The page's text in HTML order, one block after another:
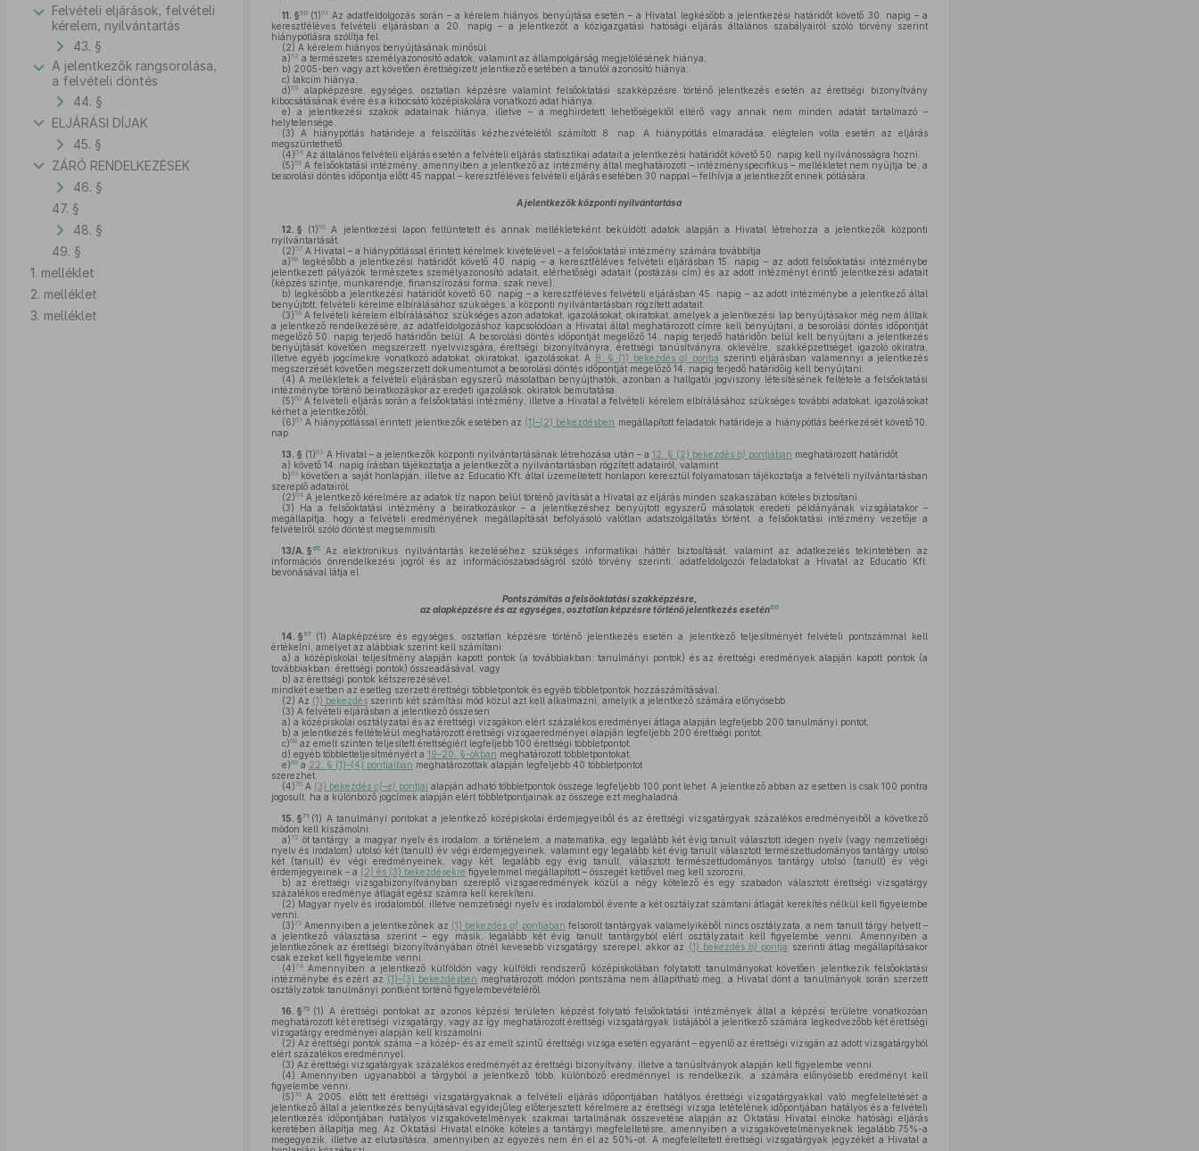
Felvételi eljárások, felvételi
kérelem, nyilvántartás
43. §
A jelentkezők rangsorolása,
a felvételi döntés
44. §
ELJÁRÁSI DÍJAK
45. §
ZÁRÓ RENDELKEZÉSEK
46. §
47. §
48. §
49. §
1. melléklet
2. melléklet
3. melléklet
11. §50 (1)51 Az adatfeldolgozás során – a kérelem hiányos benyújtása esetén – a Hivatal legkésőbb a jelentkezési határidőt követő 30. napig – a
keresztféléves felvételi eljárásban a 20. napig – a jelentkezőt a közigazgatási hatósági eljárás általános szabályairól szóló törvény szerint
hiánypótlásra szólítja fel.
(2) A kérelem hiányos benyújtásának minősül
a)52 a természetes személyazonosító adatok, valamint az állampolgárság megjelölésének hiánya;
b) 2005-ben vagy azt követően érettségizett jelentkező esetében a tanulói azonosító hiánya;
c) lakcím hiánya;
d)53alapképzésre, egységes, osztatlan képzésre valamint felsőoktatási szakképzésre történő jelentkezés esetén az érettségi bizonyítvány
kibocsátásának évére és a kibocsátó középiskolára vonatkozó adat hiánya;
e) a jelentkezési szakok adatainak hiánya, illetve – a meghirdetett lehetőségektől eltérő vagy annak nem minden adatát tartalmazó –
helytelensége.
(3) A hiánypótlás határideje a felszólítás kézhezvételétől számított 8. nap. A hiánypótlás elmaradása, elégtelen volta esetén az eljárás
megszüntethető.
(4)54Az általános felvételi eljárás esetén a felvételi eljárás statisztikai adatait a jelentkezési határidőt követő 50. napig kell nyilvánosságra hozni.
(5)55A felsőoktatási intézmény, amennyiben a jelentkező az intézmény által meghatározott – intézményspecifikus – mellékletet nem nyújtja be, a
besorolási döntés időpontja előtt 45 nappal – keresztféléves felvételi eljárás esetében 30 nappal – felhívja a jelentkezőt ennek pótlására.
A jelentkezők központi nyilvántartása
12. § (1)56
A jelentkezési lapon feltüntetett és annak mellékleteként beküldött adatok alapján a Hivatal létrehozza a jelentkezők központi
nyilvántartását.
(2)57A Hivatal – a hiánypótlással érintett kérelmek kivételével – a felsőoktatási intézmény számára továbbítja
a)58legkésőbb a jelentkezési határidőt követő 40. napig – a keresztféléves felvételi eljárásban 15. napig – az adott felsőoktatási intézménybe
jelentkezett pályázók természetes személyazonosító adatait, elérhetőségi adatait (postázási cím) és az adott intézményt érintő jelentkezési adatait
(képzés szintje, munkarendje, finanszírozási forma, szak neve),
b) legkésőbb a jelentkezési határidőt követő 60. napig – a keresztféléves felvételi eljárásban 45. napig – az adott intézménybe a jelentkező által
benyújtott, felvételi kérelme elbírálásához szükséges, a központi nyilvántartásban rögzített adatait.
(3)59A felvételi kérelem elbírálásához szükséges azon adatokat, igazolásokat, okiratokat, amelyek a jelentkezési lap benyújtásakor még nem álltak
a jelentkező rendelkezésére, az adatfeldolgozáshoz kapcsolódóan a Hivatal által meghatározott címre kell benyújtani, a besorolási döntés időpontját
megelőző 50. napig terjedő határidőn belül. A besorolási döntés időpontját megelőző 14. napig terjedő határidőn belül kell benyújtani a jelentkezés
benyújtását követően megszerzett nyelvvizsgára, érettségi bizonyítványra, érettségi tanúsítványra, oklevélre, szakképzettséget igazoló okiratra,
illetve egyéb jogcímekre vonatkozó adatokat, okiratokat, igazolásokat. A 8. § (1) bekezdésa) pontja szerinti eljárásban valamennyi a jelentkezés
megszerzését követően megszerzett dokumentumot a besorolási döntés időpontját megelőző 14. napig terjedő határidőig kell benyújtani.
(4) A mellékletek a felvételi eljárásban egyszerű másolatban benyújthatók, azonban a hallgatói jogviszony létesítésének feltétele a felsőoktatási
intézménybe történő beiratkozáskor az eredeti igazolások, okiratok bemutatása.
(5)60A felvételi eljárás során a felsőoktatási intézmény, illetve a Hivatal a felvételi kérelem elbírálásához szükséges további adatokat, igazolásokat
kérhet a jelentkezőtől.
(6)61 A hiánypótlással érintett jelentkezők esetében az (1)–(2) bekezdésben megállapított feladatok határideje a hiánypótlás beérkezését követő 10.
nap
13. § (1)62 A Hivatal – a jelentkezők központi nyilvántartásának létrehozása után – a 12. § (2) bekezdés b) pontjában meghatározott határidőt
a) követő 14. napig írásban tájékoztatja a jelentkezőt a nyilvántartásban rögzített adatairól, valamint
b)63követően a saját honlapján, illetve az Educatio Kft. által üzemeltetett honlapon keresztül folyamatosan tájékoztatja a felvételi nyilvántartásban
szereplő adatairól.
(2)64A jelentkező kérelmére az adatok tíz napon belül történő javítását a Hivatal az eljárás minden szakaszában köteles biztosítani.
(3) Ha a felsőoktatási intézmény a beiratkozáskor – a jelentkezéshez benyújtott egyszerű másolatok eredeti példányának vizsgálatakor –
megállapítja, hogy a felvételi eredményének megállapítását befolyásoló valótlan adatszolgáltatás történt, a felsőoktatási intézmény vezetője a
felvételről szóló döntést megsemmisíti.
13/A. § 65
Az elektronikus nyilvántartás kezeléséhez szükséges informatikai háttér biztosítását, valamint az adatkezelés tekintetében az
információs önrendelkezési jogról és az információszabadságról szóló törvény szerinti, adatfeldolgozói feladatokat a Hivatal az Educatio Kft.
bevonásával látja el.
Pontszámítás a felsőoktatási szakképzésre,
az alapképzésre és az egységes, osztatlan képzésre történő jelentkezés esetén66
14. § 67 (1) Alapképzésre és egységes, osztatlan képzésre történő jelentkezés esetén a jelentkező teljesítményét felvételi pontszámmal kell
értékelni, amelyet az alábbiak szerint kell számítani:
a) a középiskolai teljesítmény alapján kapott pontok (a továbbiakban: tanulmányi pontok) és az érettségi eredmények alapján kapott pontok (a
továbbiakban: érettségi pontok) összeadásával, vagy
b) az érettségi pontok kétszerezésével,
mindkét esetben az esetleg szerzett érettségi többletpontok és egyéb többletpontok hozzászámításával.
(2) Az (1) bekezdésszerinti két számítási mód közül azt kell alkalmazni, amelyik a jelentkező számára előnyösebb.
(3) A felvételi eljárásban a jelentkező összesen
a) a középiskolai osztályzatai és az érettségi vizsgákon elért százalékos eredményei átlaga alapján legfeljebb 200 tanulmányi pontot,
b) a jelentkezés feltételéül meghatározott érettségi vizsgaeredményei alapján legfeljebb 200 érettségi pontot,
c)68az emelt szinten teljesített érettségiért legfeljebb 100 érettségi többletpontot,
d) egyéb többletteljesítményért a 19–20. §-okban meghatározott többletpontokat,
e)69a 22. § (1)–(4) pontjaiban meghatározottak alapján legfeljebb 40 többletpontot
szerezhet.
(4)70A (3) bekezdésc)–e) pontjai alapján adható többletpontok összege legfeljebb 100 pont lehet. A jelentkező abban az esetben is csak 100 pontra
jogosult, ha a különböző jogcímek alapján elért többletpontjainak az összege ezt meghaladná.
15. §71 (1) A tanulmányi pontokat a jelentkező középiskolai érdemjegyeiből és az érettségi vizsgatárgyak százalékos eredményeiből a következő
módon kell kiszámolni:
a)72 öt tantárgy: a magyar nyelv és irodalom, a történelem, a matematika, egy legalább két évig tanult választott idegen nyelv (vagy nemzetiségi
nyelv és irodalom) utolsó két (tanult) év végi érdemjegyeinek, valamint egy legalább két évig tanult választott természettudományos tantárgy utolsó
két (tanult) év végi eredményeinek, vagy két, legalább egy évig tanult, választott természettudományos tantárgy utolsó (tanult) év végi
érdemjegyeinek – a (2) és (3) bekezdésekre figyelemmel megállapított – összegét kettővel meg kell szorozni,
b) az érettségi vizsgabizonyítványban szereplő vizsgaeredmények közül a négy kötelező és egy szabadon választott érettségi vizsgatárgy
százalékos eredménye átlagát egész számra kell kerekíteni.
(2) Magyar nyelv és irodalomból, illetve nemzetiségi nyelv és irodalomból évente a két osztályzat számtani átlagát kerekítés nélkül kell figyelembe
venni.
(3)73Amennyiben a jelentkezőnek az (1) bekezdésa) pontjában felsorolt tantárgyak valamelyikéből nincs osztályzata, a nem tanult tárgy helyett –
a jelentkező választása szerint – egy másik, legalább két évig tanult tantárgyból elért osztályzatait kell figyelembe venni. Amennyiben a
jelentkezőnek az érettségi bizonyítványában ötnél kevesebb vizsgatárgy szerepel, akkor az (1) bekezdésb) pontja szerinti átlag megállapításakor
csak ezeket kell figyelembe venni.
(4)74Amennyiben a jelentkező külföldön vagy külföldi rendszerű középiskolában folytatott tanulmányokat követően jelentkezik felsőoktatási
intézménybe és ezért az (1)–(3) bekezdésben meghatározott módon pontszáma nem állapítható meg, a Hivatal dönt a tanulmányok során szerzett
osztályzatok tanulmányi pontként történő figyelembevételéről.
16. §75 (1) A érettségi pontokat az azonos képzési területen képzést folytató felsőoktatási intézmények által a képzési területre vonatkozóan
meghatározott két érettségi vizsgatárgy, vagy az így meghatározott érettségi vizsgatárgyak listájából a jelentkező számára legkedvezőbb két érettségi
vizsgatárgy eredményei alapján kell kiszámolni.
(2) Az érettségi pontok száma – a közép- és az emelt szintű érettségi vizsga esetén egyaránt – egyenlő az érettségi vizsgán az adott vizsgatárgyból
elért százalékos eredménnyel.
(3) Az érettségi vizsgatárgyak százalékos eredményét az érettségi bizonyítvány, illetve a tanúsítványok alapján kell figyelembe venni.
(4) Amennyiben ugyanabból a tárgyból a jelentkező több, különböző eredménnyel is rendelkezik, a számára előnyösebb eredményt kell
figyelembe venni.
(5)76A 2005. előtt tett érettségi vizsgatárgyaknak a felvételi eljárás időpontjában hatályos érettségi vizsgatárgyakkal való megfeleltetését a
jelentkező által a jelentkezés benyújtásával egyidejűleg előterjesztett kérelmére az érettségi vizsga letételének időpontjában hatályos és a felvételi
jelentkezés időpontjában hatályos vizsgakövetelmények szakmai tartalmának összevetése alapján az Oktatási Hivatal elnöke hatósági eljárás
keretében állapítja meg. Az Oktatási Hivatal elnöke köteles a tantárgyi megfeleltetésre, amennyiben a vizsgakövetelményeknek legalább 75%-a
megegyezik, illetve az elutasításra, amennyiben az egyezés nem éri el az 50%-ot. A megfeleltetett érettségi vizsgatárgyak jegyzékét a Hivatal a